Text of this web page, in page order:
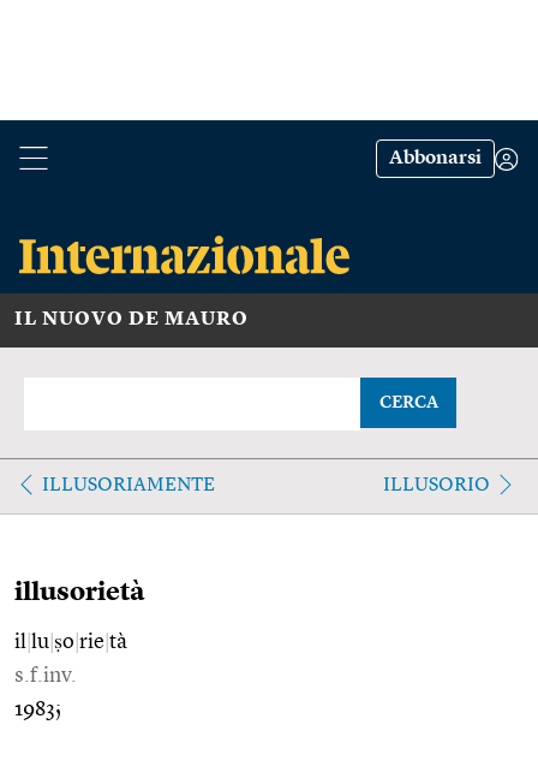
Abbonarsi
IL NUOVO DE MAURO
CERCA
ILLUSORIAMENTE ILLUSORIO
illusorietà
il lu ṣo rie tà
s.f.inv.
1983;